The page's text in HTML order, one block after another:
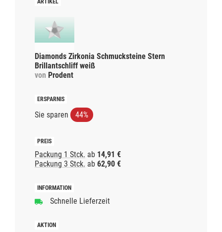
Diamonds Zirkonia Schmucksteine Stern
Brillantschliff weiß
von Prodent
Sie sparen 44%
Packung 1 Stck. ab 14,91 €
Packung 3 Stck. ab 62,90 €
Schnelle Lieferzeit